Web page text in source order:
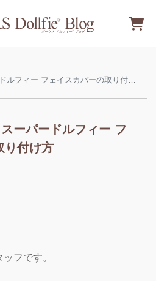
フィー フェイスカバーの取り付け方
ーパードルフィー フ
り付け方
フです。